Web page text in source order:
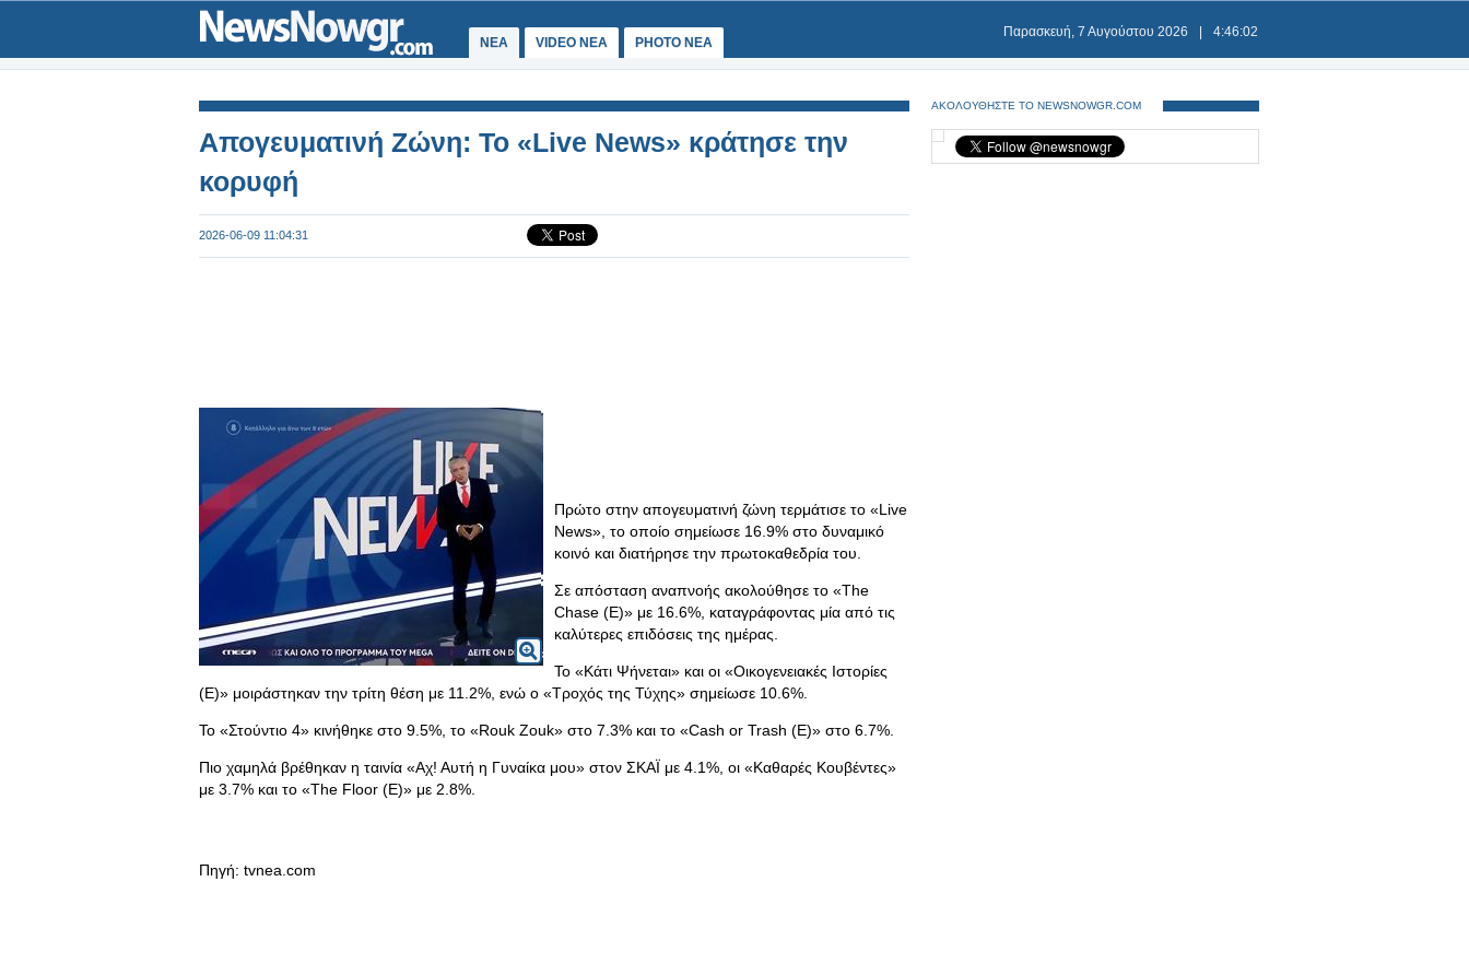
ΝΕΑ VIDEO NEA PHOTO NEA
Παρασκευή, 7 Αυγούστου 2026 4:46:02
Απογευματινή Ζώνη: Το «Live News» κράτησε την
κορυφή
2026-06-09 11:04:31
Πρώτο στην απογευματινή ζώνη τερμάτισε το «Live
News», το οποίο σημείωσε 16.9% στο δυναμικό
κοινό και διατήρησε την πρωτοκαθεδρία του.
Σε απόσταση αναπνοής ακολούθησε το «The
Chase (E)» με 16.6%, καταγράφοντας μία από τις
καλύτερες επιδόσεις της ημέρας.
Το «Κάτι Ψήνεται» και οι «Οικογενειακές Ιστορίες
(E)» μοιράστηκαν την τρίτη θέση με 11.2%, ενώ ο «Τροχός της Τύχης» σημείωσε 10.6%.
Το «Στούντιο 4» κινήθηκε στο 9.5%, το «Rouk Zouk» στο 7.3% και το «Cash or Trash (E)» στο 6.7%.
Πιο χαμηλά βρέθηκαν η ταινία «Αχ! Αυτή η Γυναίκα μου» στον ΣΚΑΪ με 4.1%, οι «Καθαρές Κουβέντες»
με 3.7% και το «The Floor (E)» με 2.8%.
Πηγή: tvnea.com
ΑΚΟΛΟΥΘΗΣΤΕ ΤΟ NEWSNOWGR.COM